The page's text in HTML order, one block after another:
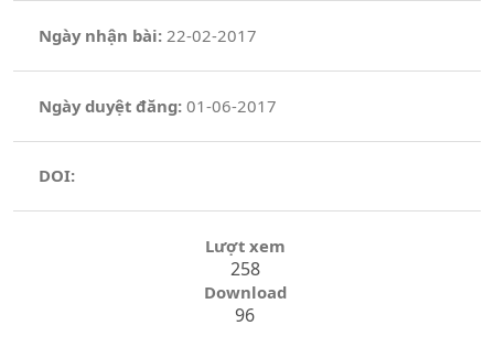
Ngày nhận bài: 22-02-2017
Ngày duyệt đăng:01-06-2017
DOI:
Lượt xem
258
Download
96